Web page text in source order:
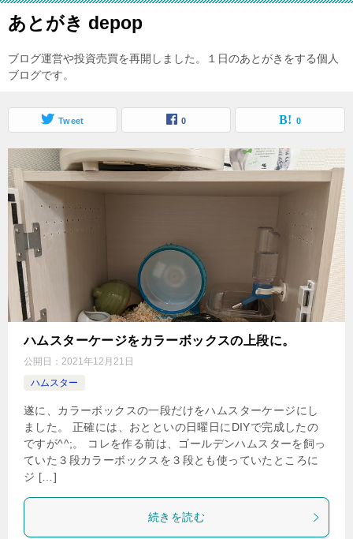
あとがき depop
ブログ運営や投資売買を再開しました。１日のあとがきをする個人
ブログです。
Tweet 0 0
ハムスターケージをカラーボックスの上段に。
公開日： 2021年12月21日
ハムスター
遂に、カラーボックスの一段だけをハムスターケージにし
ました。 正確には、おとといの日曜日にDIYで完成したの
ですが^^;。 コレを作る前は、ゴールデンハムスターを飼っ
ていた３段カラーボックスを３段とも使っていたところに
ジ […]
続きを読む